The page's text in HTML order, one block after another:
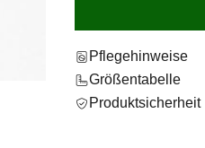
Pflegehinweise
Größentabelle
Produktsicherheit